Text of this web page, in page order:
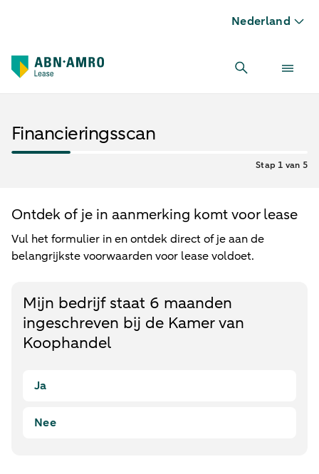
Nederland
Financieringsscan
Stap 1 van 5
Ontdek of je in aanmerking komt voor lease
Vul het formulier in en ontdek direct of je aan de
belangrijkste voorwaarden voor lease voldoet.
Mijn bedrijf staat 6 maanden
ingeschreven bij de Kamer van
Koophandel
Ja
Nee